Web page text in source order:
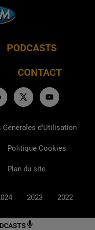
PODCASTS
CONTACT
Générales d'Utilisation
Politique Cookies
Plan du site
2023 2022